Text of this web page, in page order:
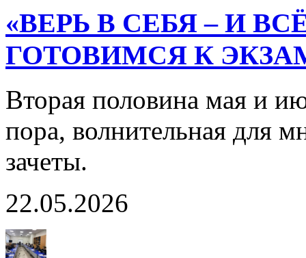
«ВЕРЬ В СЕБЯ – И
ГОТОВИМСЯ К
Вторая половина мая и
пора, волнительная для
зачеты.
22.05.2026